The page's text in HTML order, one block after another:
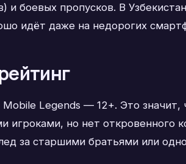
и боевых пропусков. В
идёт даже на недорогих
Legends — 12+. Это
игроками, но нет откровенного
за старшими братьями или